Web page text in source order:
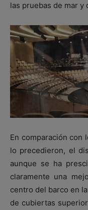
las pruebas de mar y
En comparación con
lo precedieron, el
aunque se ha
claramente una
centro del barco en
de cubiertas